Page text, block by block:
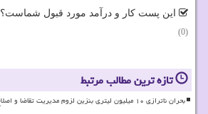
این پست کار و درآمد مورد قبول شماست؟
(0)
تازه ترین مطالب مرتبط
بحران ناترازی ۱۰ میلیون لیتری بنزین لزوم مدیریت تقاضا و اصلاح ساختار